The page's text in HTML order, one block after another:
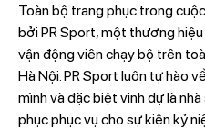
Toàn bộ trang phục trong
bởi PR Sport, một thương
vận động viên chạy bộ trên
Hà Nội. PR Sport luôn tự hào
mình và đặc biệt vinh dự là
phục phục vụ cho sự kiện kỷ